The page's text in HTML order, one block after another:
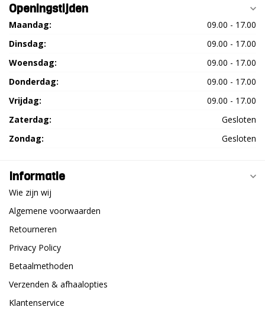
Openingstijden
Maandag:
09.00 - 17.00
Dinsdag:
09.00 - 17.00
Woensdag:
09.00 - 17.00
Donderdag:
09.00 - 17.00
Vrijdag:
09.00 - 17.00
Zaterdag:
Gesloten
Zondag:
Gesloten
Informatie
Wie zijn wij
Algemene voorwaarden
Retourneren
Privacy Policy
Betaalmethoden
Verzenden & afhaalopties
Klantenservice